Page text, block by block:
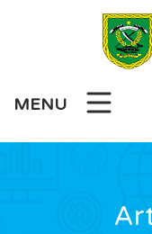
MENU